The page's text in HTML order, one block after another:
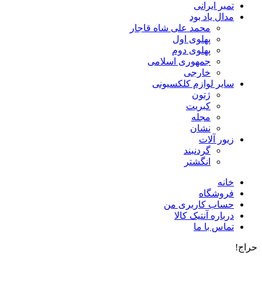
تمبر ایرانی
مدال یاد بود
محمد علی شاه قاجار
پهلوی اول
پهلوی دوم
جمهوری اسلامی
خارجی
سایر لوازم کلکسیونی
ژتون
کبریت
مجله
نشان
زیور آلات
گردنبند
انگشتر
خانه
فروشگاه
حساب کاربری من
درباره آنتیک کالا
تماس با ما
حراج!